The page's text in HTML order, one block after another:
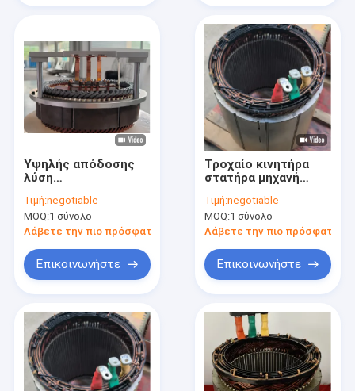
Υψηλής απόδοσης
λύση
στατοραλίδας για
ηλεκτρικά οχήματα
των τμημάτων Β και
Τιμή:negotiable
MOQ:1 σύνολο
Λάβετε την πιο πρόσφατη τιμή
Επικοινωνήστε
Τροχαίο κινητήρα
στατήρα μηχανή
γραμμής υψηλής
ακρίβειας κατασκευή
Τιμή:negotiable
MOQ:1 σύνολο
Λάβετε την πιο πρόσφατη
Επικοινωνήστε